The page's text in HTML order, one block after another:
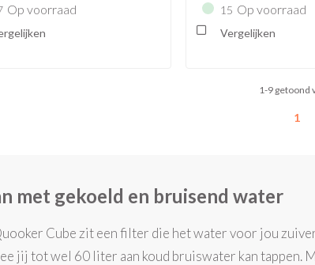
Op voorraad 15 Op voorraad
Vergelijken
1-9 getoond
1
met gekoeld en bruisend water
Cube zit een filter die het water voor jou
jij tot wel 60 liter aan koud bruiswater kan tappen.